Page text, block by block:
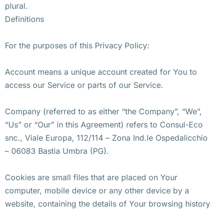
plural.
Definitions
For the purposes of this Privacy Policy:
Account means a unique account created for You to
access our Service or parts of our Service.
Company (referred to as either “the Company”, “We”,
“Us” or “Our” in this Agreement) refers to Consul-Eco
snc., Viale Europa, 112/114 – Zona Ind.le Ospedalicchio
– 06083 Bastia Umbra (PG).
Cookies are small files that are placed on Your
computer, mobile device or any other device by a
website, containing the details of Your browsing history